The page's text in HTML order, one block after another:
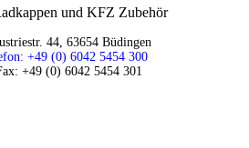
und KFZ Zubehör
44, 63654 Büdingen
+49 (0) 6042 5454 300
+49 (0) 6042 5454 301